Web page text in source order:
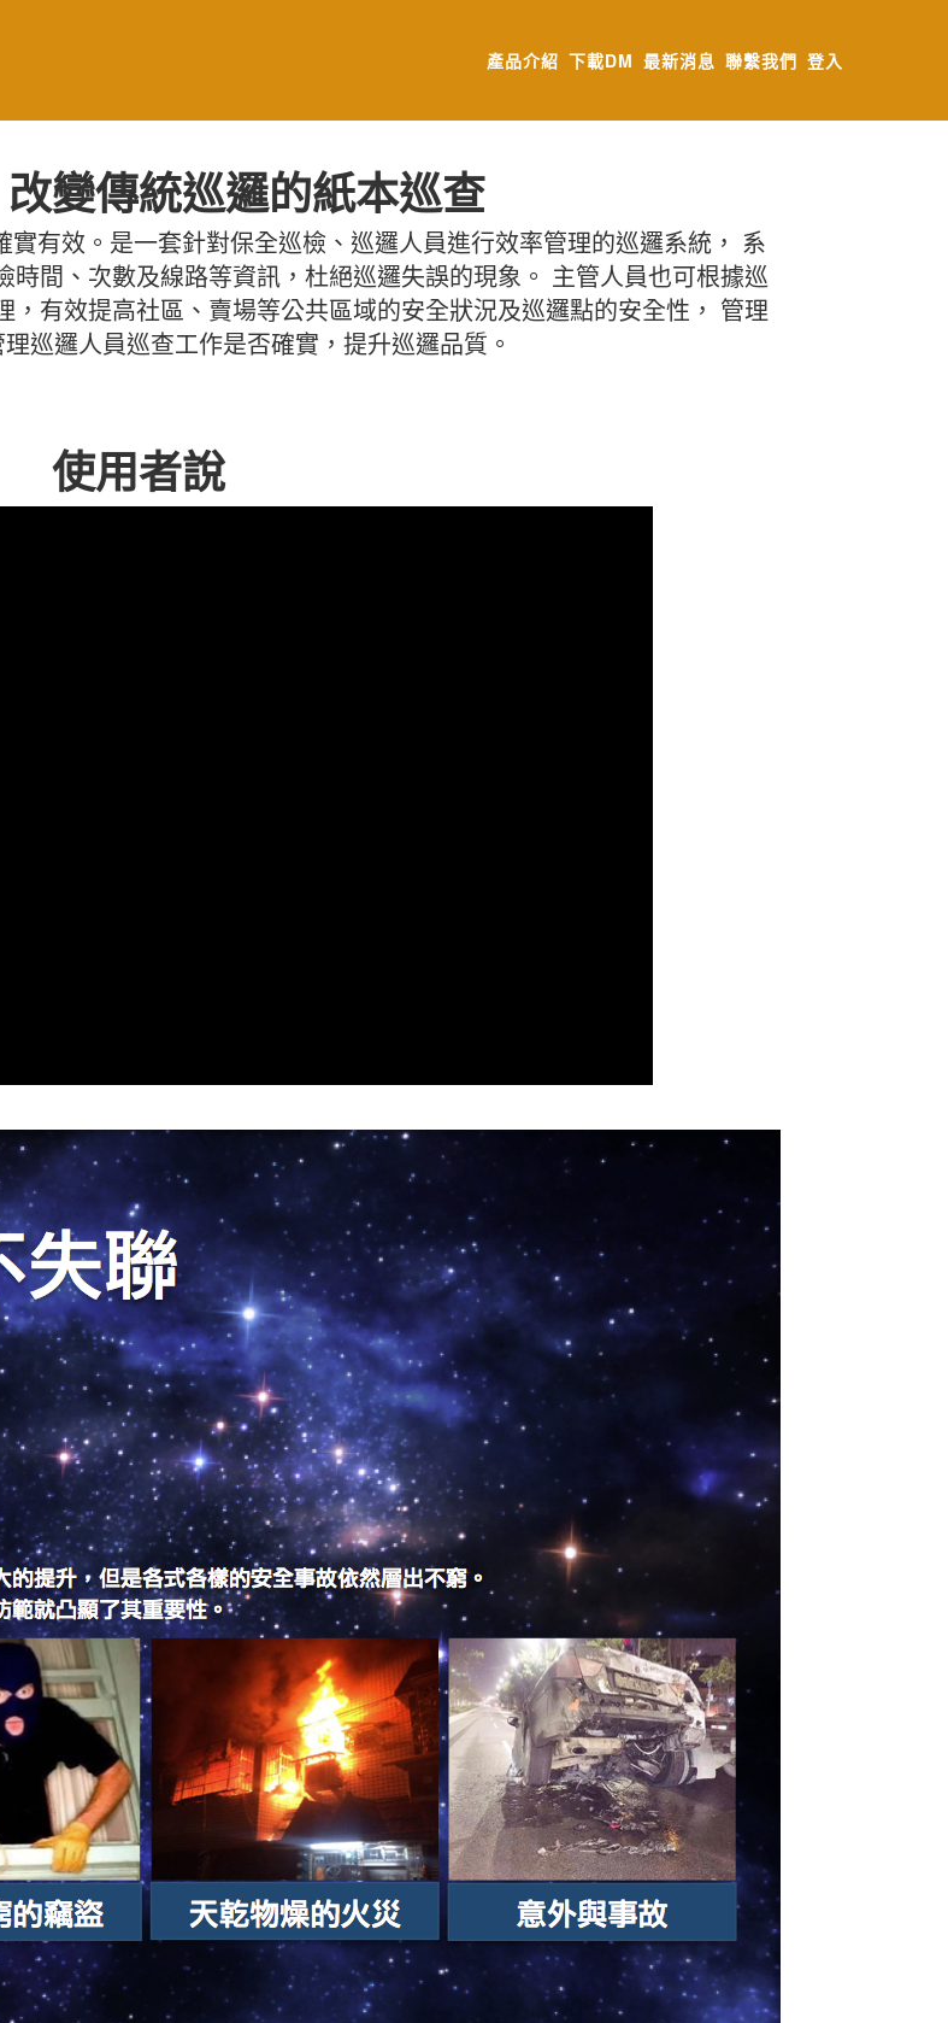
產品介紹 下載DM 最新消息 聯繫我們 登入
變傳統巡邏的紙本巡查
有效。是一套針對保全巡檢、巡邏人員進行效率管理的巡邏系統， 系
間、次數及線路等資訊，杜絕巡邏失誤的現象。 主管人員也可根據巡
有效提高社區、賣場等公共區域的安全狀況及巡邏點的安全性， 管理
巡邏人員巡查工作是否確實，提升巡邏品質。
使用者說